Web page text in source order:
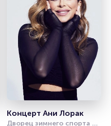
Концерт Ани Лорак
Дворец зимнего спорта